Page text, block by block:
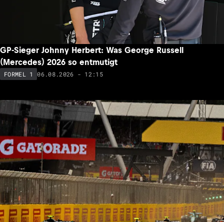
GP-Sieger Johnny Herbert: Was George Russell
(Mercedes) 2026 so entmutigt
FORMEL 1 06.08.2026 - 12:15